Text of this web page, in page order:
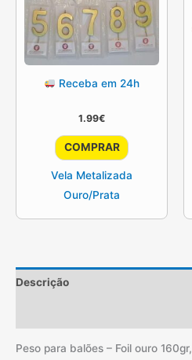
Receba em 24h
1.99€
COMPRAR
This
product
has
variants.
the
Vela Metalizada
Ouro/Prata
Descrição
Peso para balões – Foil ouro 160gr,